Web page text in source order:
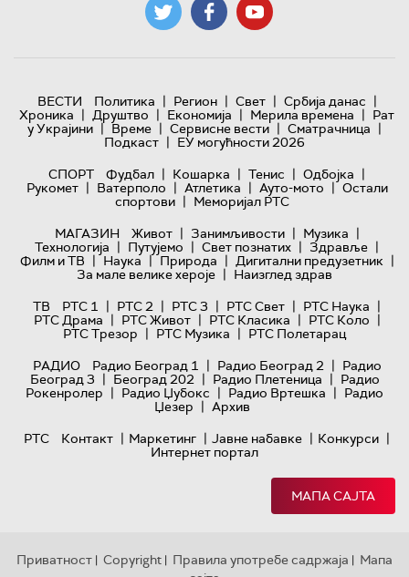
ВЕСТИ Политика | Регион | Свет | Србија данас |
Хроника | Друштво | Економија | Мерила времена | Рат
у Украјини | Време | Сервисне вести | Сматрачница |
Подкаст | ЕУ могућности 2026
СПОРТ
Фудбал | Кошарка | Тенис | Одбојка |
Рукомет | Ватерполо | Атлетика | Ауто-мото | Остали
спортови | Меморијал РТС
МАГАЗИН
Живот | Занимљивости | Музика |
Технологијa | Путујемо | Свет познатих | Здравље |
Филм и ТВ | Наука | Природа | Дигитални предузетник |
За мале велике хероје | Наизглед здрав
ТВ
РТС 1 | РТС 2 | РТС 3 | РТС Свет | РТС Наука |
РТС Драма | РТС Живот | РТС Класика | РТС Коло |
РТС Трезор | РТС Музика | РТС Полетарац
РАДИО
Радио Београд 1 | Радио Београд 2 | Радио
Београд 3 | Београд 202 | Радио Плетеница | Радио
Рокенролер | Радио Џубокс | Радио Вртешка | Радио
Џезер | Архив
РТС
Контакт | Маркетинг | Јавне набавке | Конкурси |
Интернет портал
МАПА САЈТА
Приватност | Copyright | Правила употребе садржаја | Мапа